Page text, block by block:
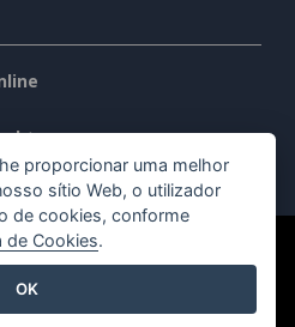
os direitos reservados.
proporcionar uma melhor
sítio Web, o utilizador
de cookies, conforme
de Cookies.
OK